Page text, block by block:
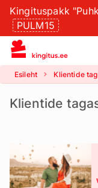
Kingituspakk
PULM15
Esileht Klientide
Klientide